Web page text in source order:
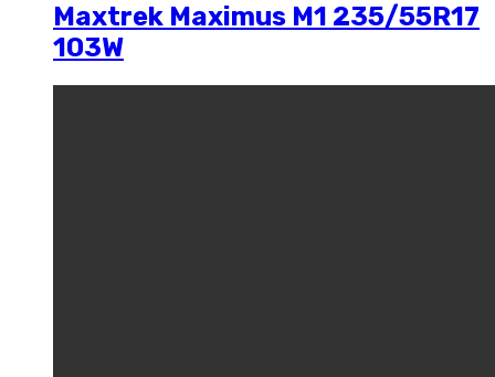
Maxtrek Maximus M1 235/55R17
103W